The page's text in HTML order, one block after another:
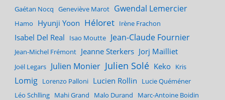
Gaétan Nocq Geneviève Marot Gwendal Lemercier
Hamo Hyunji Yoon Héloret Irène Frachon
Isabel Del Real Isao Moutte Jean-Claude Fournier
Jean-Michel Frémont Jeanne Sterkers Jorj Mailliet
Joël Legars Julien Monier Julien Solé Keko Kris
Lomig Lorenzo Palloni Lucien Rollin
Lucie Quéméner
Léo Schlling Mahi Grand Malo Durand
Marc-Antoine Boidin